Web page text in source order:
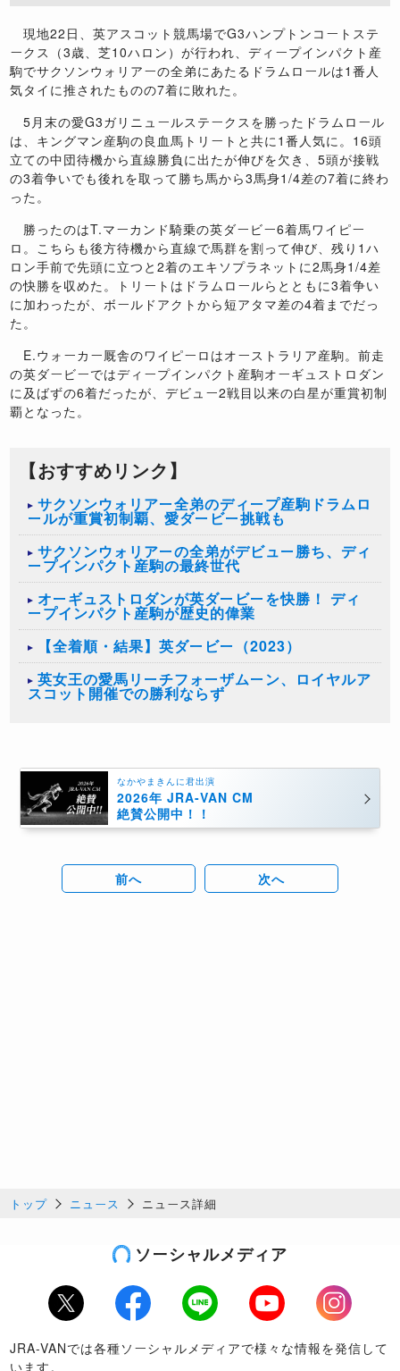
現地22日、英アスコット競馬場でG3ハンプトンコートステ
ークス（3歳、芝10ハロン）が行われ、ディープインパクト産
駒でサクソンウォリアーの全弟にあたるドラムロールは1番人
気タイに推されたものの7着に敗れた。
5月末の愛G3ガリニュールステークスを勝ったドラムロール
は、キングマン産駒の良血馬トリートと共に1番人気に。16頭
立ての中団待機から直線勝負に出たが伸びを欠き、5頭が接戦
の3着争いでも後れを取って勝ち馬から3馬身1/4差の7着に終わ
った。
勝ったのはT.マーカンド騎乗の英ダービー6着馬ワイピー
ロ。こちらも後方待機から直線で馬群を割って伸び、残り1ハ
ロン手前で先頭に立つと2着のエキソプラネットに2馬身1/4差
の快勝を収めた。トリートはドラムロールらとともに3着争い
に加わったが、ボールドアクトから短アタマ差の4着までだっ
た。
E.ウォーカー厩舎のワイピーロはオーストラリア産駒。前走
の英ダービーではディープインパクト産駒オーギュストロダン
に及ばずの6着だったが、デビュー2戦目以来の白星が重賞初制
覇となった。
【おすすめリンク】
サクソンウォリアー全弟のディープ産駒ドラムロ
ールが重賞初制覇、愛ダービー挑戦も
サクソンウォリアーの全弟がデビュー勝ち、ディ
ープインパクト産駒の最終世代
オーギュストロダンが英ダービーを快勝！ ディ
ープインパクト産駒が歴史的偉業
【全着順・結果】英ダービー（2023）
英女王の愛馬リーチフォーザムーン、ロイヤルア
スコット開催での勝利ならず
なかやまきんに君出演
2026年 JRA-VAN CM
絶賛公開中！！
前へ 次へ
トップ ニュース ニュース詳細
ソーシャルメディア
Twitter Facebook LINE Youtube
Instagram
JRA-VANでは各種ソーシャルメディアで様々な情報を発信して
います。